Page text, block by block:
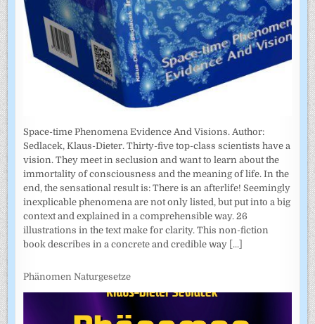
Space-time Phenomena Evidence And Visions. Author:
Sedlacek, Klaus-Dieter. Thirty-five top-class scientists have a
vision. They meet in seclusion and want to learn about the
immortality of consciousness and the meaning of life. In the
end, the sensational result is: There is an afterlife! Seemingly
inexplicable phenomena are not only listed, but put into a big
context and explained in a comprehensible way. 26
illustrations in the text make for clarity. This non-fiction
book describes in a concrete and credible way [...]
Phänomen Naturgesetze